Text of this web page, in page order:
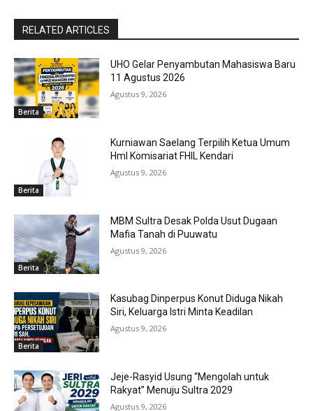
RELATED ARTICLES
Berita
UHO Gelar Penyambutan Mahasiswa Baru
11 Agustus 2026
Agustus 9, 2026
Berita
Kurniawan Saelang Terpilih Ketua Umum
HmI Komisariat FHIL Kendari
Agustus 9, 2026
Berita
MBM Sultra Desak Polda Usut Dugaan
Mafia Tanah di Puuwatu
Agustus 9, 2026
Berita
Kasubag Dinperpus Konut Diduga Nikah
Siri, Keluarga Istri Minta Keadilan
Agustus 9, 2026
Jeje-Rasyid Usung “Mengolah untuk
Rakyat” Menuju Sultra 2029
Agustus 9, 2026